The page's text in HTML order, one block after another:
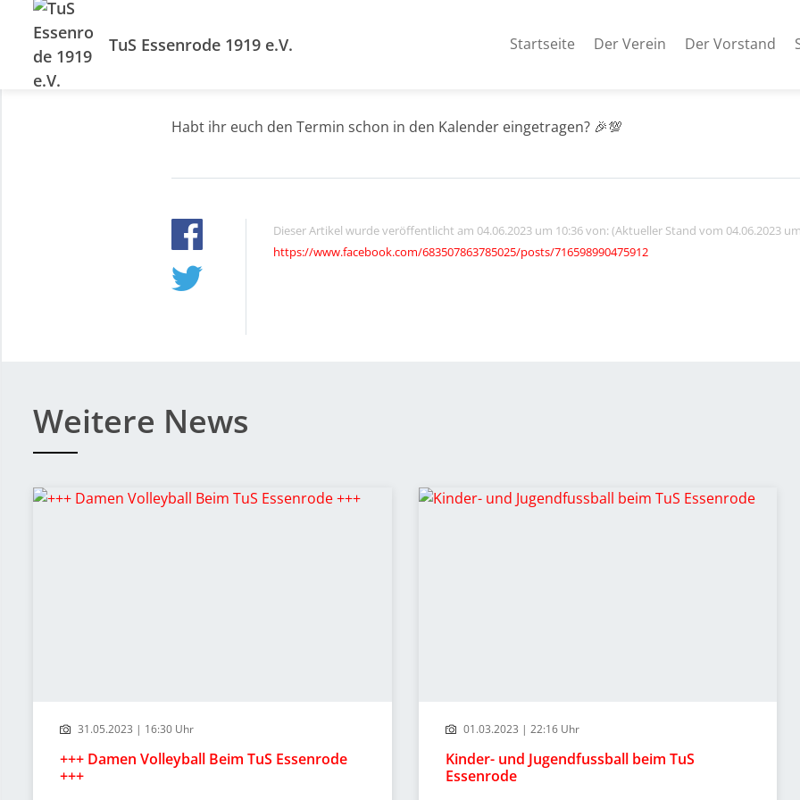
TuS Essenrode 1919 e.V. Startseite Der Verein Der Vorstand
Habt ihr euch den Termin schon in den Kalender eingetragen? 🎉💯
Dieser Artikel wurde veröffentlicht am 04.06.2023 um 10:36 von: (Aktueller Stand vom 04.06.2023
https://www.facebook.com/683507863785025/posts/716598990475912
Weitere News
31.05.2023 | 16:30 Uhr
+++ Damen Volleyball Beim TuS Essenrode
+++
01.03.2023 | 22:16 Uhr
Kinder- und Jugendfussball beim TuS
Essenrode